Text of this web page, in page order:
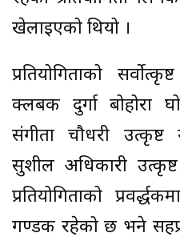
खेलाइएको थियो ।
प्रतियोगिताको
क्लबकी दुर्गा बोहोरा
संगीता चौधरी
सुशील अधिकारी
प्रतियोगिताको
गण्डकी रहेको छ भने